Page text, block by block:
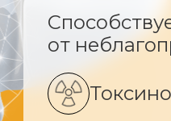
от